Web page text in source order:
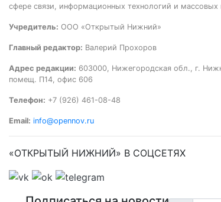
сфере связи, информационных технологий и
Учредитель: ООО «Открытый Нижний»
Главный редактор: Валерий Прохоров
Адрес редакции: 603000, Нижегородская обл., г.
помещ. П14, офис 606
Телефон: +7 (926) 461-08-48
Email: info@opennov.ru
«ОТКРЫТЫЙ НИЖНИЙ» В СОЦСЕТЯХ